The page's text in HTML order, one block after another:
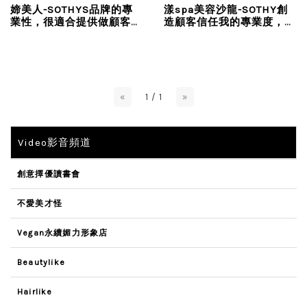
媂美人-SOTHYS品牌的專
業性，很適合提供做顧客肌
漾spa美容沙龍-SOTHY創
造顧客信任我的專業度，創
« 1 / 1 »
Video影音頻道
創意擇優讀書會
不愛美才怪
Vegan永續媚力形象店
Beautylike
Hairlike